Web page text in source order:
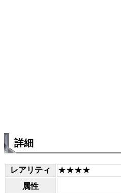
詳細
レアリティ
★★★★
属性